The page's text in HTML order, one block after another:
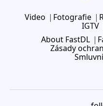
Video Fotografie
IGTV
About FastDL
Zásady